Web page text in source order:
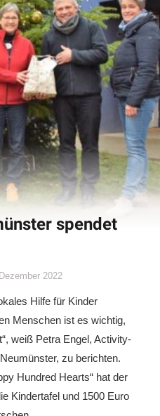
spendet
2022
Hilfe für Kinder
Menschen ist es wichtig,
weiß Petra Engel, Activity-
zu berichten.
Hundred Hearts“ hat der
Kindertafel und 1500 Euro